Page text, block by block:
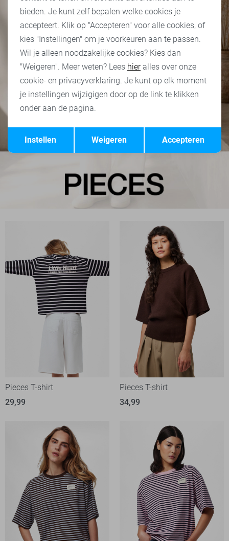
Pieces T-shirt
29,99
Pieces T-shirt
34,99
Terug Opslaan
bieden. Je kunt zelf bepalen welke cookies je
accepteert. Klik op "Accepteren" voor alle cookies, of
kies "Instellingen" om je voorkeuren aan te passen.
Wil je alleen noodzakelijke cookies? Kies dan
"Weigeren". Meer weten? Lees hieralles over onze
cookie- en privacyverklaring. Je kunt op elk moment
je instellingen wijzigigen door op de link te klikken
onder aan de pagina.
Accepteren
Weigeren
Instellen